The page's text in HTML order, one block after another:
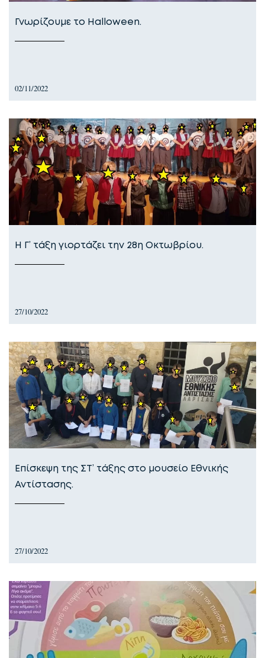
Γνωρίζουμε το Halloween.
02/11/2022
Η Γ’ τάξη γιορτάζει την 28η Οκτωβρίου.
27/10/2022
Επίσκεψη της ΣΤ’ τάξης στο μουσείο Εθνικής
Αντίστασης.
27/10/2022